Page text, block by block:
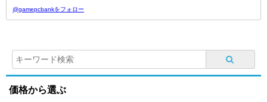
@gamepcbankをフォロー
価格から選ぶ